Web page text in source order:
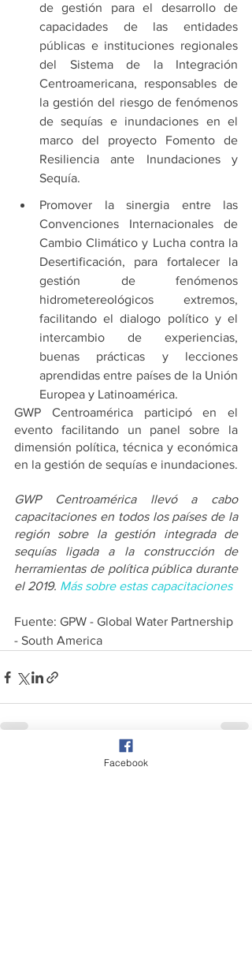
de gestión para el desarrollo de
capacidades de las entidades
públicas e instituciones regionales
del Sistema de la Integración
Centroamericana, responsables de
la gestión del riesgo de fenómenos
de sequías e inundaciones en el
marco del proyecto Fomento de
Resiliencia ante Inundaciones y
Sequía.
Promover la sinergia entre las
Convenciones Internacionales de
Cambio Climático y Lucha contra la
Desertificación, para fortalecer la
gestión de fenómenos
hidrometereológicos extremos,
facilitando el dialogo político y el
intercambio de experiencias,
buenas prácticas y lecciones
aprendidas entre países de la Unión
Europea y Latinoamérica.
GWP Centroamérica participó en el
evento facilitando un panel sobre la
dimensión política, técnica y económica
en la gestión de sequías e inundaciones.
GWP Centroamérica llevó a cabo
capacitaciones en todos los países de la
región sobre la gestión integrada de
sequías ligada a la construcción de
herramientas de política pública durante
el 2019. Más sobre estas capacitaciones
Fuente: GPW - Global Water Partnership
- South America
Facebook